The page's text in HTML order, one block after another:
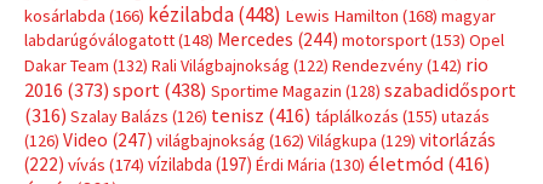
Címkék